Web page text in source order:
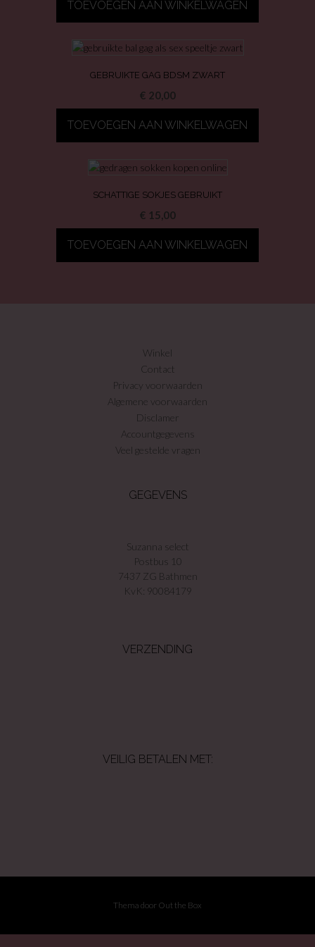
TOEVOEGEN AAN WINKELWAGEN
GEBRUIKTE GAG BDSM ZWART
€ 20,00
TOEVOEGEN AAN WINKELWAGEN
SCHATTIGE SOKJES GEBRUIKT
€ 15,00
TOEVOEGEN AAN WINKELWAGEN
Winkel
Contact
Privacy voorwaarden
Algemene voorwaarden
Disclamer
Accountgegevens
Veel gestelde vragen
GEGEVENS
Suzanna select
Postbus 10
7437 ZG Bathmen
KvK: 90084179
VERZENDING
VEILIG BETALEN MET:
Thema door Out the Box